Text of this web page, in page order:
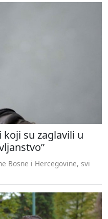
koji su zaglavili u
Bosne i Hercegovine, svi